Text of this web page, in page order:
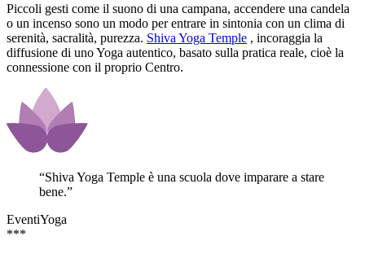
Piccoli gesti come il suono di una campana, accendere una candela
o un incenso sono un modo per entrare in sintonia con un clima di
serenità, sacralità, purezza. Shiva Yoga Temple , incoraggia la
diffusione di uno Yoga autentico, basato sulla pratica reale, cioè la
connessione con il proprio Centro.
“Shiva Yoga Temple è una scuola dove imparare a stare
bene.”
EventiYoga
***